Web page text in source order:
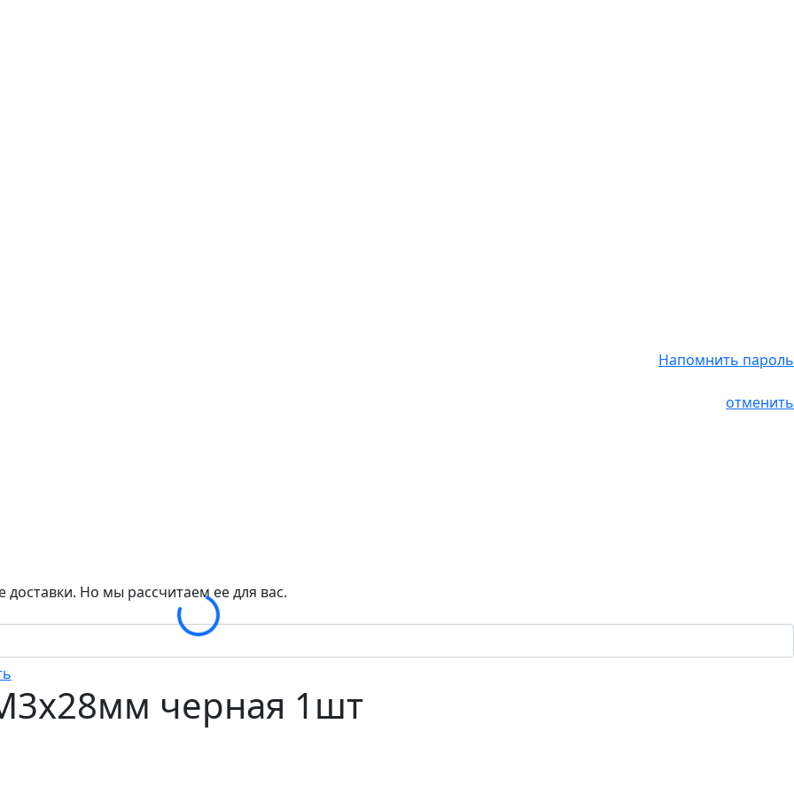
Напомнить пароль
отменить
Но мы рассчитаем ее для вас.
Loading...
черная 1шт